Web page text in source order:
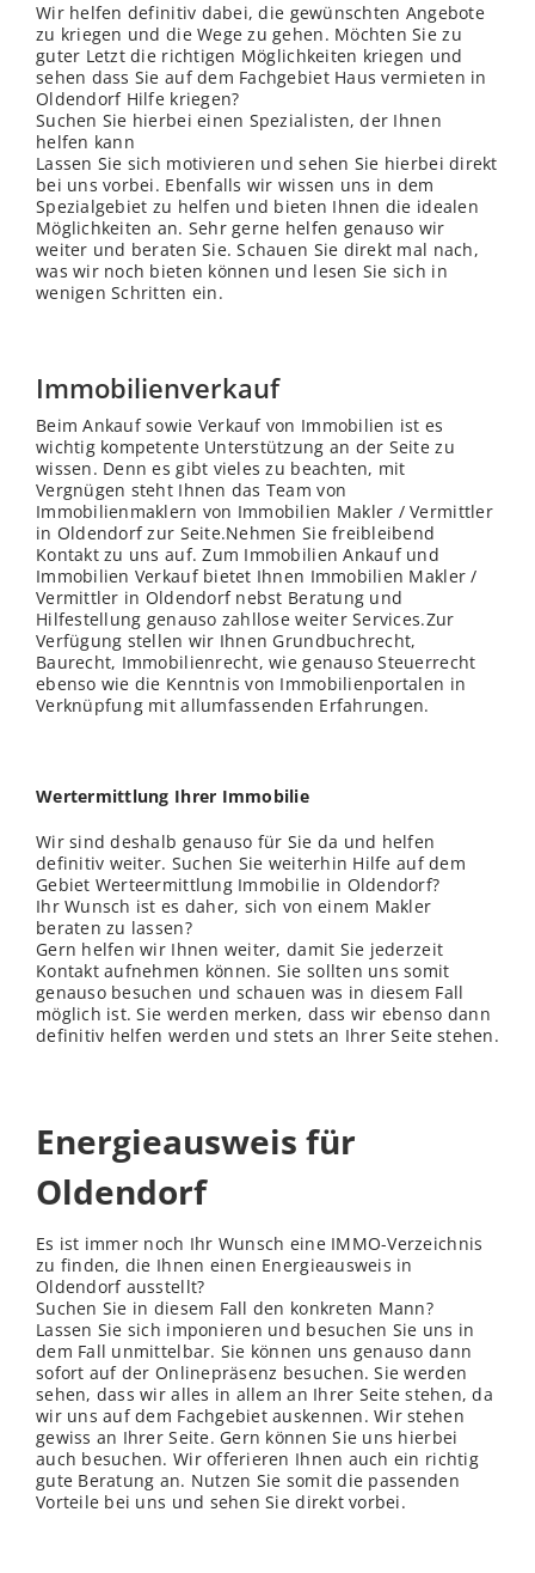
Wir helfen definitiv dabei, die gewünschten Angebote
zu kriegen und die Wege zu gehen. Möchten Sie zu
guter Letzt die richtigen Möglichkeiten kriegen und
sehen dass Sie auf dem Fachgebiet Haus vermieten in
Oldendorf Hilfe kriegen?
Suchen Sie hierbei einen Spezialisten, der Ihnen
helfen kann
Lassen Sie sich motivieren und sehen Sie hierbei direkt
bei uns vorbei. Ebenfalls wir wissen uns in dem
Spezialgebiet zu helfen und bieten Ihnen die idealen
Möglichkeiten an. Sehr gerne helfen genauso wir
weiter und beraten Sie. Schauen Sie direkt mal nach,
was wir noch bieten können und lesen Sie sich in
wenigen Schritten ein.
Immobilienverkauf
Beim Ankauf sowie Verkauf von Immobilien ist es
wichtig kompetente Unterstützung an der Seite zu
wissen. Denn es gibt vieles zu beachten, mit
Vergnügen steht Ihnen das Team von
Immobilienmaklern von Immobilien Makler / Vermittler
in Oldendorf zur Seite.Nehmen Sie freibleibend
Kontakt zu uns auf. Zum Immobilien Ankauf und
Immobilien Verkauf bietet Ihnen Immobilien Makler /
Vermittler in Oldendorf nebst Beratung und
Hilfestellung genauso zahllose weiter Services.Zur
Verfügung stellen wir Ihnen Grundbuchrecht,
Baurecht, Immobilienrecht, wie genauso Steuerrecht
ebenso wie die Kenntnis von Immobilienportalen in
Verknüpfung mit allumfassenden Erfahrungen.
Wertermittlung Ihrer Immobilie
Wir sind deshalb genauso für Sie da und helfen
definitiv weiter. Suchen Sie weiterhin Hilfe auf dem
Gebiet Werteermittlung Immobilie in Oldendorf?
Ihr Wunsch ist es daher, sich von einem Makler
beraten zu lassen?
Gern helfen wir Ihnen weiter, damit Sie jederzeit
Kontakt aufnehmen können. Sie sollten uns somit
genauso besuchen und schauen was in diesem Fall
möglich ist. Sie werden merken, dass wir ebenso dann
definitiv helfen werden und stets an Ihrer Seite stehen.
Energieausweis für
Oldendorf
Es ist immer noch Ihr Wunsch eine IMMO-Verzeichnis
zu finden, die Ihnen einen Energieausweis in
Oldendorf ausstellt?
Suchen Sie in diesem Fall den konkreten Mann?
Lassen Sie sich imponieren und besuchen Sie uns in
dem Fall unmittelbar. Sie können uns genauso dann
sofort auf der Onlinepräsenz besuchen. Sie werden
sehen, dass wir alles in allem an Ihrer Seite stehen, da
wir uns auf dem Fachgebiet auskennen. Wir stehen
gewiss an Ihrer Seite. Gern können Sie uns hierbei
auch besuchen. Wir offerieren Ihnen auch ein richtig
gute Beratung an. Nutzen Sie somit die passenden
Vorteile bei uns und sehen Sie direkt vorbei.